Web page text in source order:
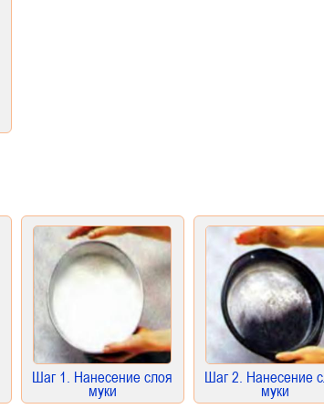
Шаг 1. Нанесение слоя
муки
Шаг 2. Нанесение
муки